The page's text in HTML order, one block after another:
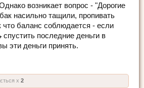
возникает вопрос - "Дорогие
насильно тащили, пропивать
что баланс соблюдается - если
спустить последние деньги в
эти деньги принять.
x 2